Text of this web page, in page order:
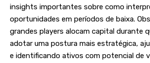
insights importantes sobre como
oportunidades em períodos de baixa.
grandes players alocam capital durante
adotar uma postura mais estratégica,
e identificando ativos com potencial de